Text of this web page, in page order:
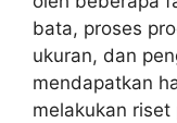
bata, proses
ukuran, dan
mendapatkan
melakukan